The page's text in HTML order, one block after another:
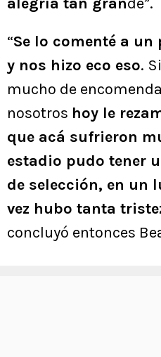
alegría tan grande”.
“Se lo comenté a
y nos hizo eco eso.
mucho de
nosotros hoy le
que acá sufrieron
estadio pudo tener
de selección, en un
vez hubo tanta
concluyó entonces